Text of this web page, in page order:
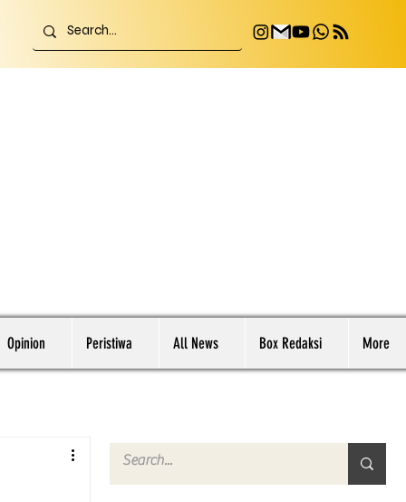
Opinion Peristiwa All News Box Redaksi More